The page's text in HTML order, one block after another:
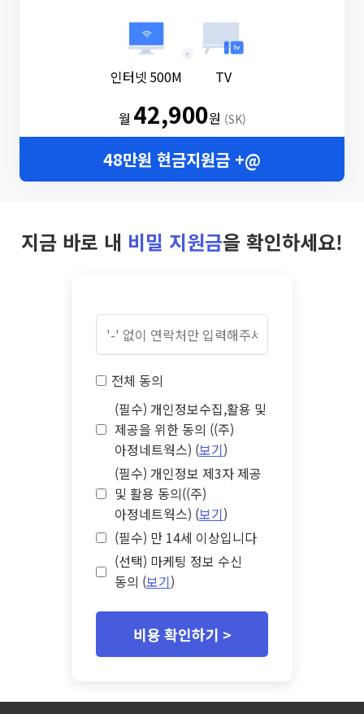
인터넷 500M
+
TV
월 42,900원 (SK)
48만원 현금지원금 +@
지금 바로 내 비밀 지원금을 확인하세요!
전체 동의
(필수) 개인정보수집,활용 및
제공을 위한 동의 ((주)
아정네트웍스) (보기)
(필수) 개인정보 제3자 제공
및 활용 동의((주)
아정네트웍스) (보기)
(필수) 만 14세 이상입니다
(선택) 마케팅 정보 수신
동의 (보기)
비용 확인하기 >